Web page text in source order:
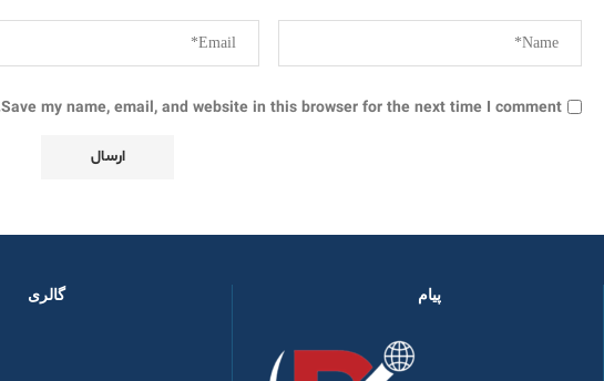
Save my name, email, and website in this browser for the next time I comment.
پیام گالری